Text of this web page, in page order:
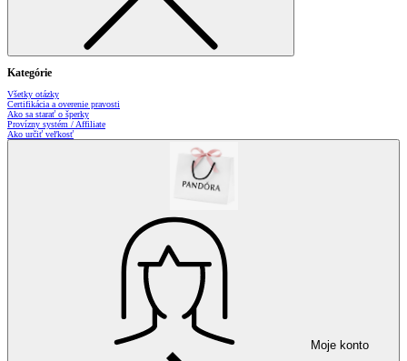
Kategórie
Všetky otázky
Certifikácia a overenie pravosti
Ako sa starať o šperky
Provízny systém / Affiliate
Ako určiť veľkosť
Moje konto